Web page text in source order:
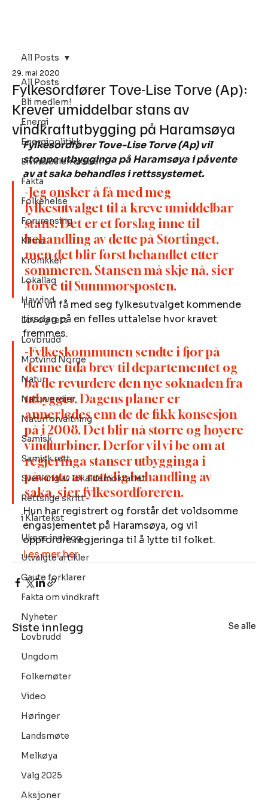
All Posts
Bli medlem!
Energi
Energipolitikk
Eivind Salen skriver
Fakta
Folkehelse
Forurensing
Klima
Kronikker
Lokallag
Havvind
Lov og rett
Lovbrudd
Motvind Norge
Natur
Naturverdier
Naturforvaltning
Samisk
Samisk rett
Svekking av lokaldemokratiet
Rettslige skritt
i Klartekst
Ukens innlegg
Utvalgte artikler
Gaute forklarer
Fakta om vindkraft
Nyheter
Lovbrudd
Ungdom
Folkemøter
Video
Høringer
Landsmøte
Melkøya
Valg 2025
Aksjoner
All Posts
Fylkesordfører Tove-Lise Torve (Ap):
Krever umiddelbar stans av
vindkraftutbygging på Haramsøya
29. mai 2020
Fylkesordfører Tove-Lise Torve (Ap) vil
stoppe utbygginga på Haramsøya i påvente
av at saka behandles i rettssystemet.
-Jeg ønsker å få med meg
fylkesutvalget til å kreve umiddelbar
stans. Det er et forslag inne til
behandling av dette på Stortinget,
men det blir først behandlet etter
sommeren. Stansen må skje nå, sier
Torve til Sunnmørsposten.
Hun vil få med seg fylkesutvalget kommende
tirsdag på en felles uttalelse hvor kravet
fremmes.
-Fylkeskommunen sendte i fjor på
denne tida brev til departementet og
ba de revurdere den nye søknaden fra
utbygger. Dagens planer er
annerledes enn de de fikk konsesjon
på i 2008. Det blir nå større og høyere
vindturbiner. Derfor vil vi be om at
regjeringa stanser utbygginga i
påvente av rettslig behandling av
saka, sier fylkesordføreren.
Hun har registrert og forstår det voldsomme
engasjementet på Haramsøya, og vil
oppfordre regjeringa til å lytte til folket.
Les mer her
Siste innlegg Se alle